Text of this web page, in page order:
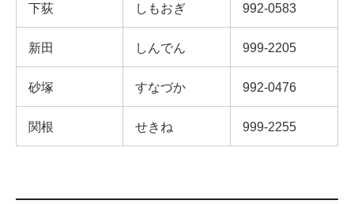
下荻 しもおぎ 992-0583
新田 しんでん 999-2205
砂塚 すなづか 992-0476
関根 せきね 999-2255